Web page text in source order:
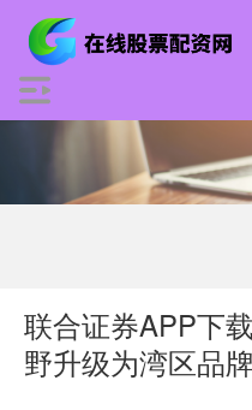
联合证券APP下
野升级为湾区品